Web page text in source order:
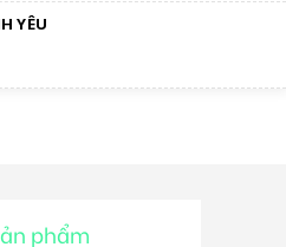
YÊU
phẩm